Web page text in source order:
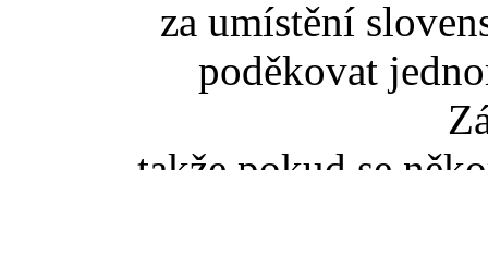
za umístění
poděkovat
takže pokud se